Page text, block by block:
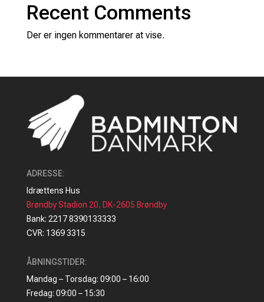
Recent Comments
Der er ingen kommentarer at vise.
ADRESSE:
Idrættens Hus
Brøndby Stadion 20, DK-2605 Brøndby
Bank: 2217 8390133333
CVR: 1369 3315
ÅBNINGSTIDER:
Mandag – Torsdag: 09:00 – 16:00
Fredag: 09:00 – 15:30